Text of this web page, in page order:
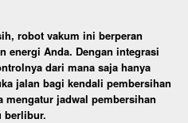
robot vakum ini berperan
energi Anda. Dengan integrasi
dari mana saja hanya
jalan bagi kendali pembersihan
mengatur jadwal pembersihan
berlibur.